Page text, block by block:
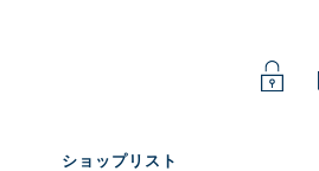
ショップリスト